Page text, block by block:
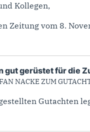
Kollegen,
Zeitung vom 8.
gut gerüstet für die
NACKE ZUM
Gutachten